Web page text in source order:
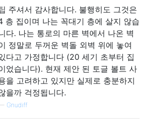
주셔서 감사합니다. 불행히도 그것은
층 집이며 나는 꼭대기 층에 살지 않습
다. 나는 통로의 마른 벽에서 나온 벽
정말로 두꺼운 벽돌 외벽 위에 놓여
다고 가정합니다 (20 세기 초부터 집
었습니다). 현재 제안 된 토글 볼트 사
을 고려하고 있지만 실제로 충분하지
을까 걱정됩니다.
Gnudiff